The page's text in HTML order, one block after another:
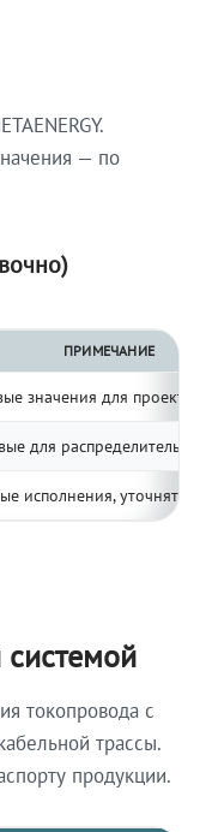
— по
ПРИМЕЧАНИЕ
значения для
для распределительных
исполнения, уточнять по
токопровода с
трассы.
продукции.